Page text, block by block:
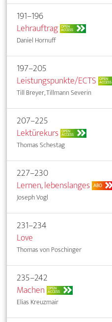
191–196
Lehrauftrag OPEN
ACCESS
Daniel Hornuff
197–205
Leistungspunkte/ECTS OPEN
ACCESS
Till Breyer, Tillmann Severin
207–225
Lektürekurs OPEN
ACCESS
Thomas Schestag
227–230
Lernen, lebenslanges ABO
Joseph Vogl
231–234
Love
Thomas von Poschinger
235–242
Machen OPEN
ACCESS
Elias Kreuzmair